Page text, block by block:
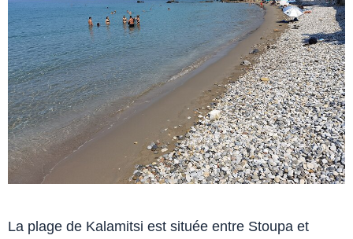
La plage de Kalamitsi est située entre Stoupa et